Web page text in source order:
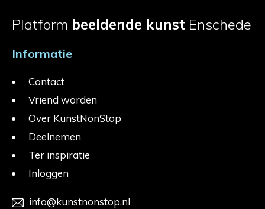
Platform beeldende kunst Enschede
Informatie
Contact
Vriend worden
Over KunstNonStop
Deelnemen
Ter inspiratie
Inloggen
info@kunstnonstop.nl